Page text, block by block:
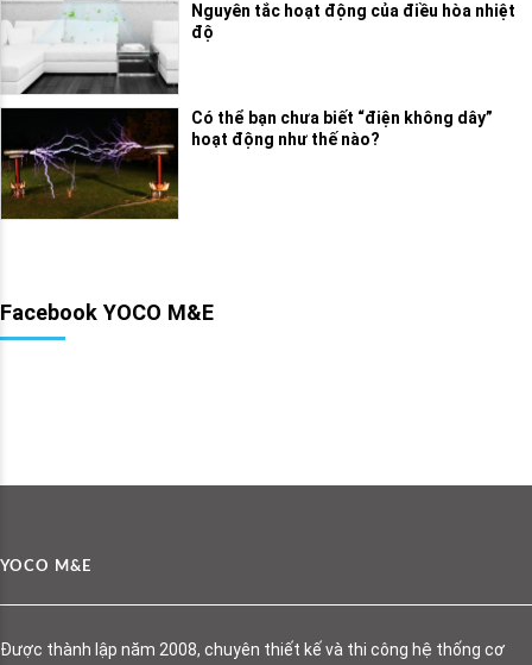
Nguyên tắc hoạt động của điều hòa nhiệt
độ
Có thể bạn chưa biết “điện không dây”
hoạt động như thế nào?
Facebook YOCO M&E
YOCO M&E
Được thành lập năm 2008, chuyên thiết kế và thi công hệ thống cơ